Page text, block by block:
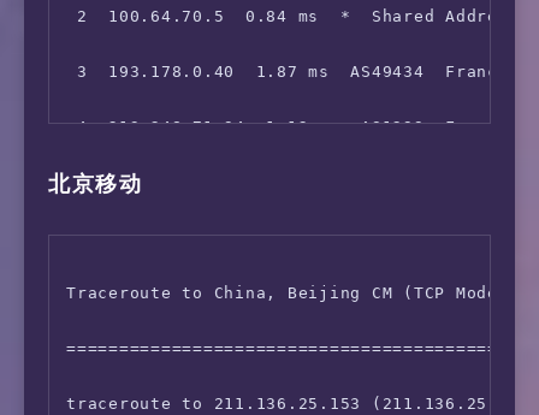
11  *
12  219.158.7.125  210.40 ms  AS4837  China,
13  *
14  124.65.194.50  261.04 ms  AS4808  China,
15  61.135.113.158  288.18 ms  AS4808
16  *
17  *
2  100.64.70.5  0.84 ms  *  Shared Address
3  193.178.0.40  1.87 ms  AS49434
4  213.248.71.94  1.12 ms  AS1299
5  62.115.118.62  11.14 ms  AS1299
6  62.115.114.99  11.10 ms  AS1299
7  *
8  202.97.58.149  10.95 ms  AS4134
9  202.97.99.157  230.95 ms  AS4134  China,
北京移动
Traceroute to China, Beijing CM (TCP Mode,
traceroute to 211.136.25.153